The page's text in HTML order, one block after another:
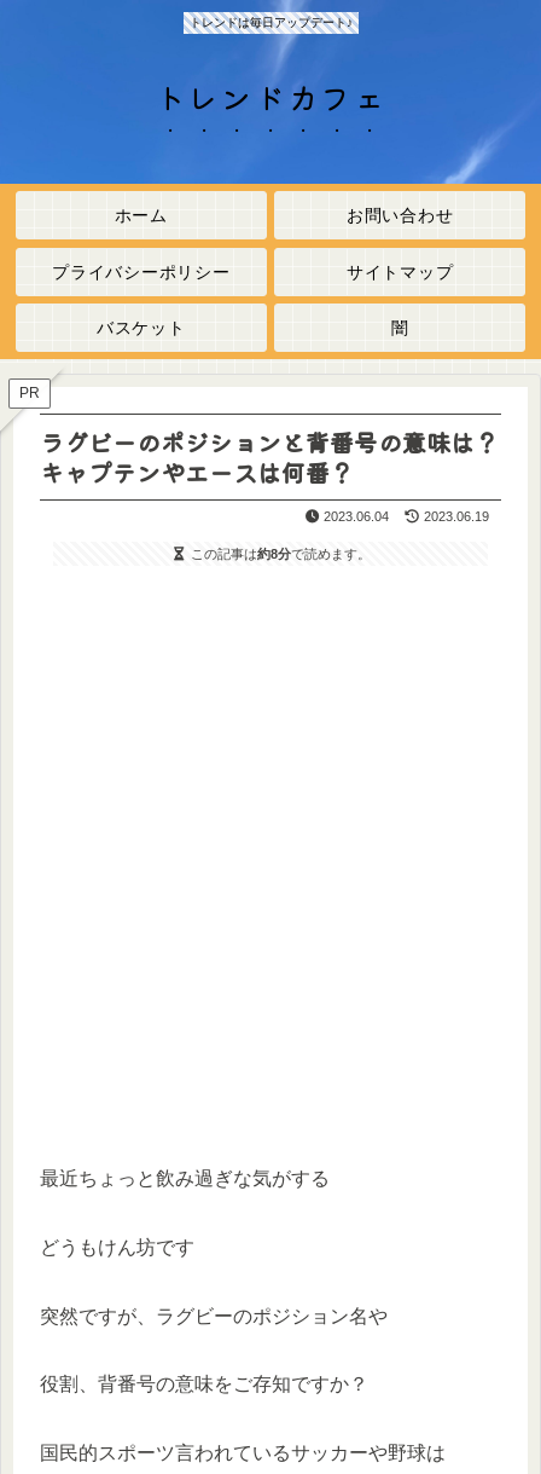
トレンドは毎日アップデート♪
トレンドカフェ
ホーム お問い合わせ
プライバシーポリシー サイトマップ
バスケット 闇
PR
ラグビーのポジションと背番号の意味は？
キャプテンやエースは何番？
2023.06.04 2023.06.19
この記事は約8分で読めます。
最近ちょっと飲み過ぎな気がする
どうもけん坊です
突然ですが、ラグビーのポジション名や
役割、背番号の意味をご存知ですか？
国民的スポーツ言われているサッカーや野球は